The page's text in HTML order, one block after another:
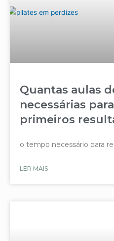
Quantas aulas
necessárias
primeiros
o tempo necessário para
LER MAIS